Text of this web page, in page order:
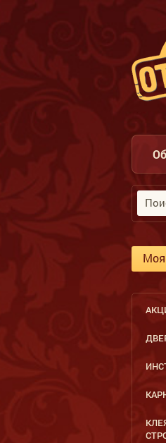
Моя